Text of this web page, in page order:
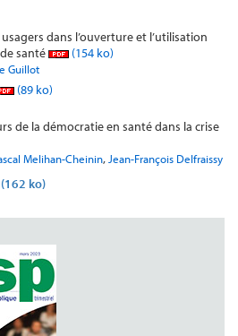
dans l’ouverture et l’utilisation
santé
(154 ko)
Guillot
(89 ko)
de la démocratie en santé dans la crise
Melihan-Cheinin, Jean-François Delfraissy
(162 ko)